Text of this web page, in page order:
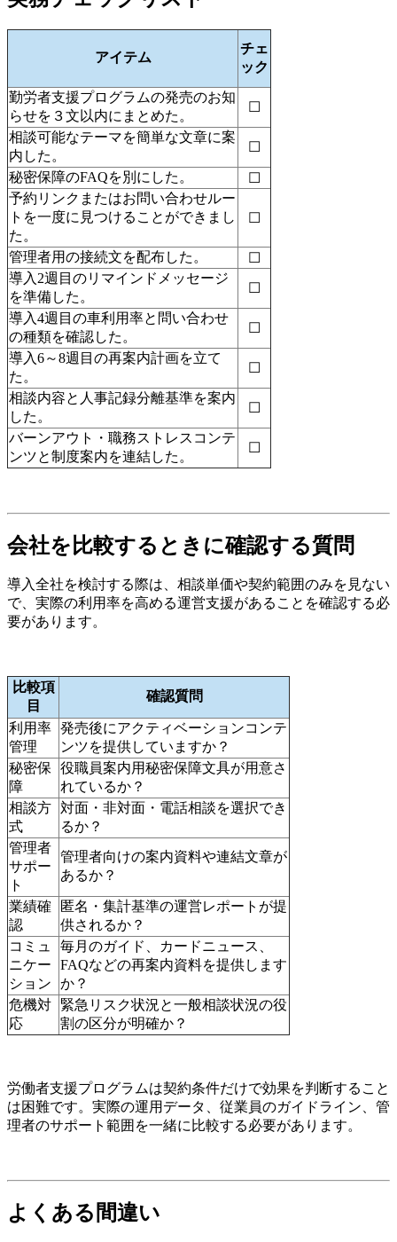
アイテム
チェ
ック
勤労者支援プログラムの発売のお知
らせを３文以内にまとめた。
☐
相談可能なテーマを簡単な文章に案
内した。
☐
秘密保障のFAQを別にした。
☐
予約リンクまたはお問い合わせルー
トを一度に見つけることができまし
た。
☐
管理者用の接続文を配布した。
☐
導入2週目のリマインドメッセージ
を準備した。
☐
導入4週目の車利用率と問い合わせ
の種類を確認した。
☐
導入6～8週目の再案内計画を立て
た。
☐
相談内容と人事記録分離基準を案内
した。
☐
バーンアウト・職務ストレスコンテ
ンツと制度案内を連結した。
☐
会社を比較するときに確認する質問
導入全社を検討する際は、相談単価や契約範囲のみを見ない
で、実際の利用率を高める運営支援があることを確認する必
要があります。
比較項
目
確認質問
利用率
管理
発売後にアクティベーションコンテ
ンツを提供していますか？
秘密保
障
役職員案内用秘密保障文具が用意さ
れているか？
相談方
式
対面・非対面・電話相談を選択でき
るか？
管理者
サポー
ト
管理者向けの案内資料や連結文章が
あるか？
業績確
認
匿名・集計基準の運営レポートが提
供されるか？
コミュ
ニケー
ション
毎月のガイド、カードニュース、
FAQなどの再案内資料を提供します
か？
危機対
応
緊急リスク状況と一般相談状況の役
割の区分が明確か？
労働者支援プログラムは契約条件だけで効果を判断すること
は困難です。実際の運用データ、従業員のガイドライン、管
理者のサポート範囲を一緒に比較する必要があります。
よくある間違い